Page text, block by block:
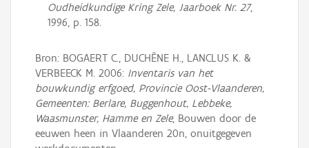
Oudheidkundige Kring Zele, Jaarboek Nr. 27,
1996, p. 158.
Bron: BOGAERT C., DUCHÊNE H., LANCLUS K. &
VERBEECK M. 2006: Inventaris van het
bouwkundig erfgoed, Provincie Oost-Vlaanderen,
Gemeenten: Berlare, Buggenhout, Lebbeke,
Waasmunster, Hamme en Zele, Bouwen door de
eeuwen heen in Vlaanderen 20n, onuitgegeven